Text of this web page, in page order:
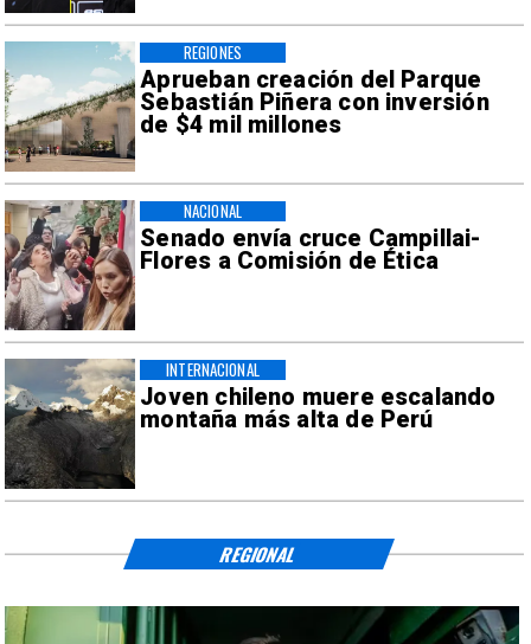
Aprueban creación del Parque
Sebastián Piñera con inversión
de $4 mil millones
REGIONES
Senado envía cruce Campillai-
Flores a Comisión de Ética
NACIONAL
Joven chileno muere escalando
montaña más alta de Perú
INTERNACIONAL
REGIONAL